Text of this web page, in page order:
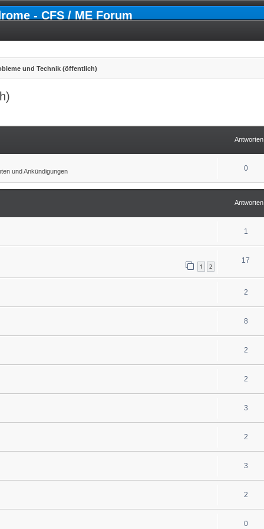
- CFS / ME Forum
und Technik (öffentlich)
Antworten
und Ankündigungen 0
Antworten
1
1 2
17
2
8
2
2
3
2
3
2
0